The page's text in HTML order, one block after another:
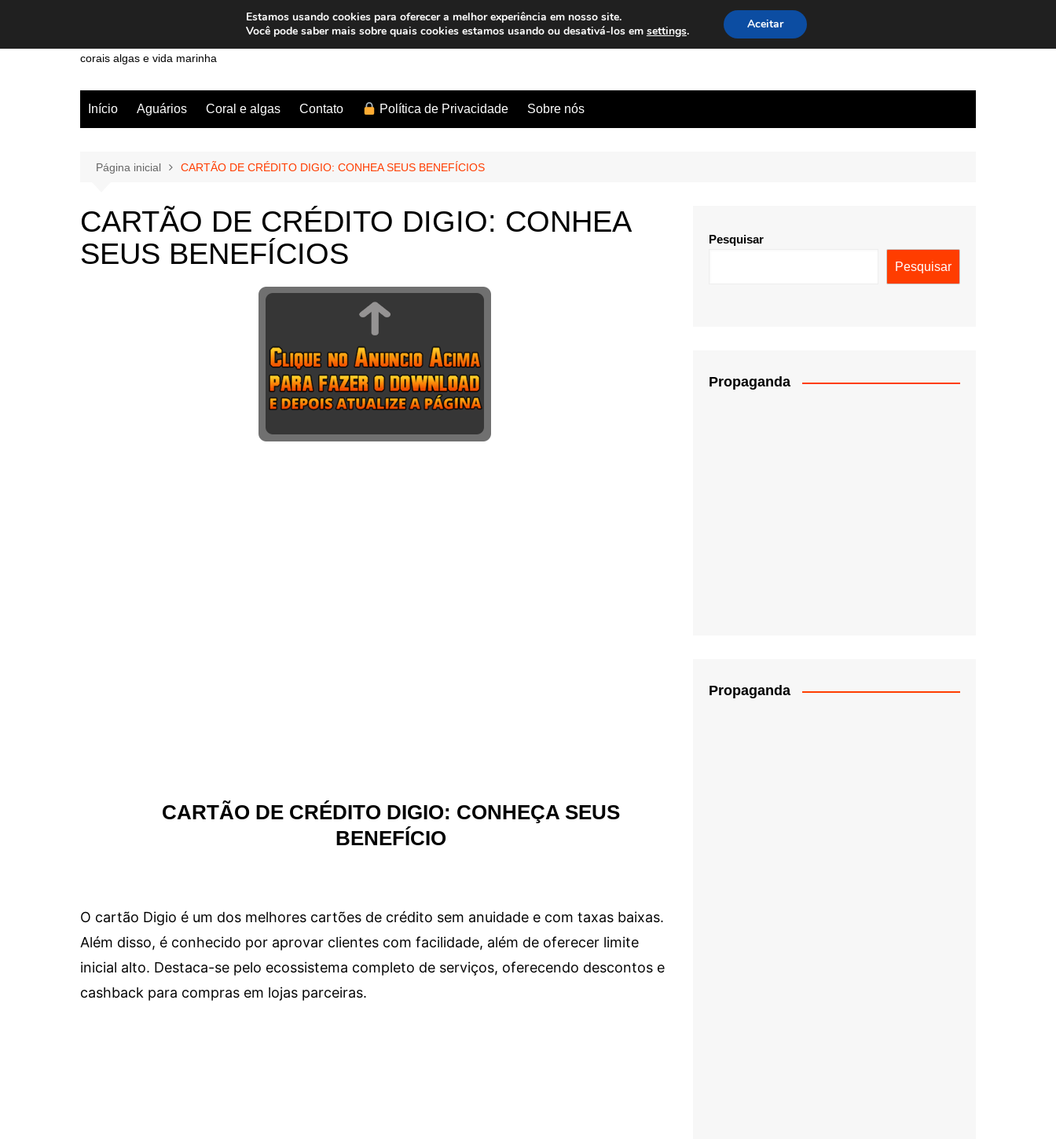
o
corais algas e vida marinha
Início Aguários Coral e algas Contato Política de Privacidade Sobre nós
Página inicial CARTÃO DE CRÉDITO DIGIO: CONHEA SEUS BENEFÍCIOS
CARTÃO DE CRÉDITO DIGIO: CONHEA
SEUS BENEFÍCIOS
CARTÃO DE CRÉDITO DIGIO: CONHEÇA SEUS
BENEFÍCIO
O cartão Digio é um dos melhores cartões de crédito sem anuidade e com taxas baixas.
Além disso, é conhecido por aprovar clientes com facilidade, além de oferecer limite
inicial alto. Destaca-se pelo ecossistema completo de serviços, oferecendo descontos e
cashback para compras em lojas parceiras.
Pesquisar
Pesquisar
Propaganda
Propaganda
Estamos usando cookies para oferecer a melhor experiência em nosso site.
Você pode saber mais sobre quais cookies estamos usando ou desativá-los em settings. Aceitar